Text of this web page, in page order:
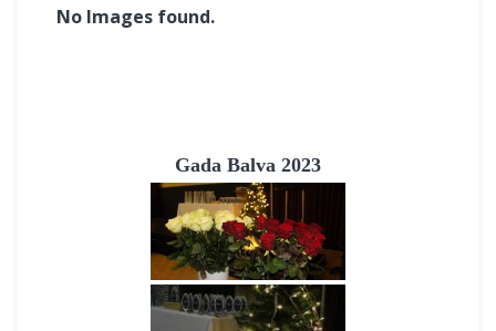
No Images found.
Gada Balva 2023